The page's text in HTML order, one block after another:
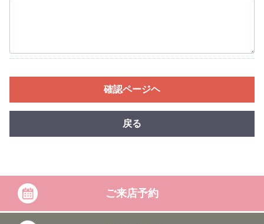
確認ページヘ
戻る
ご来店予約